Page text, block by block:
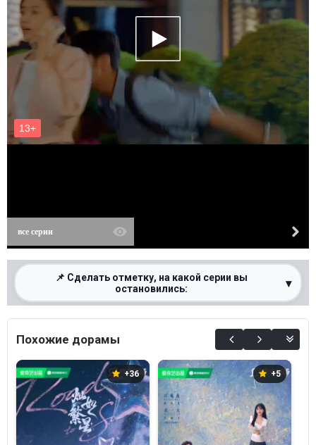
все серии
📌 Сделать отметку, на какой серии вы
остановились:
▾
0%
Похожие дорамы
+36 +5